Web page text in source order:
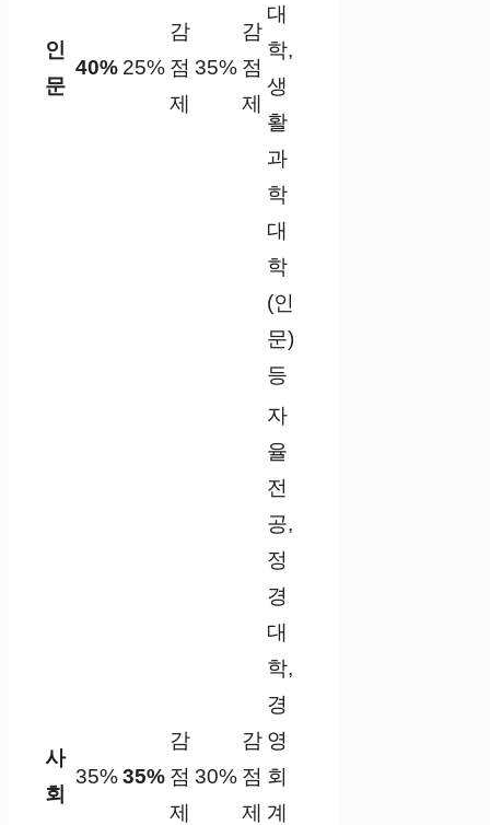
인
문
40% 25%
감
점
제
35%
감
점
제
대
학,
생
활
과
학
대
학
(인
문)
등
사
회
35%35%
감
점
제
30%
감
점
제
자
율
전
공,
정
경
대
학,
경
영
회
계